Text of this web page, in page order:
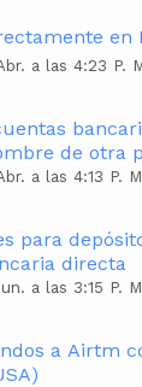
en
a las 4:23 P.
de otra
a las 4:13 P.
para
directa
a las 3:15 P.
a Airtm